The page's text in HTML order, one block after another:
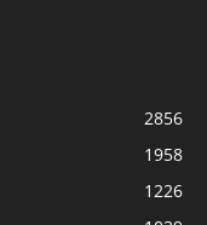
2856
1958
1226